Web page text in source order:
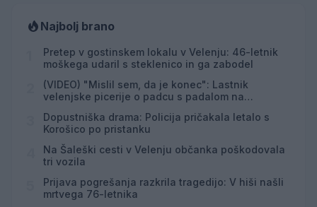
Najbolj brano
Pretep v gostinskem lokalu v Velenju: 46-letnik
moškega udaril s steklenico in ga zabodel
(VIDEO) "Mislil sem, da je konec": Lastnik
velenjske picerije o padcu s padalom na
Dopustniška drama: Policija pričakala letalo s
Korošico po pristanku
Na Šaleški cesti v Velenju občanka poškodovala
tri vozila
Prijava pogrešanja razkrila tragedijo: V hiši našli
mrtvega 76-letnika